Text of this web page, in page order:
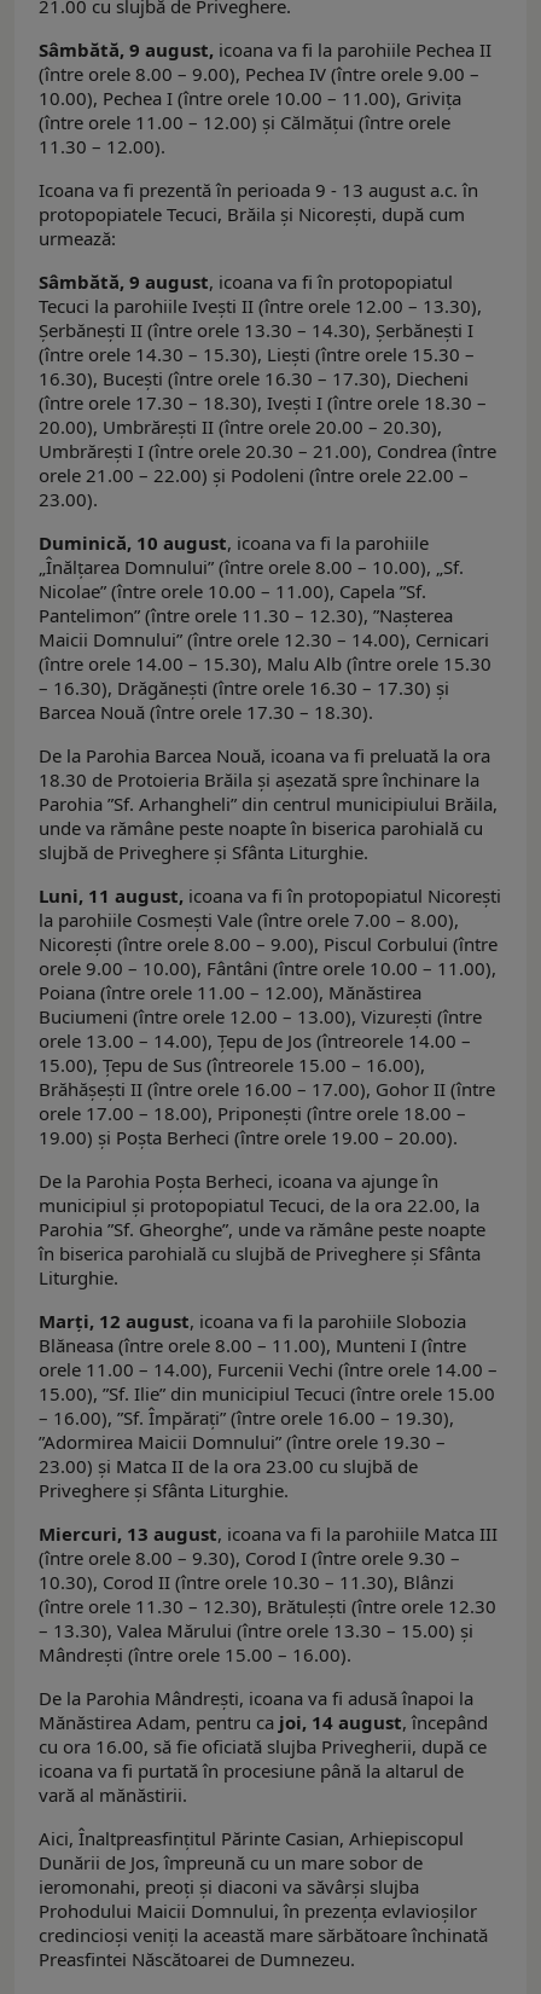
21.00 cu slujbă de Priveghere.
Sâmbătă, 9 august, icoana va fi la parohiile Pechea II
(între orele 8.00 – 9.00), Pechea IV (între orele 9.00 –
10.00), Pechea I (între orele 10.00 – 11.00), Griviţa
(între orele 11.00 – 12.00) şi Călmăţui (între orele
11.30 – 12.00).
Icoana va fi prezentă în perioada 9 - 13 august a.c. în
protopopiatele Tecuci, Brăila și Nicorești, după cum
urmează:
Sâmbătă, 9 august, icoana va fi în protopopiatul
Tecuci la parohiile Iveşti II (între orele 12.00 – 13.30),
Şerbăneşti II (între orele 13.30 – 14.30), Şerbăneşti I
(între orele 14.30 – 15.30), Lieşti (între orele 15.30 –
16.30), Buceşti (între orele 16.30 – 17.30), Diecheni
(între orele 17.30 – 18.30), Iveşti I (între orele 18.30 –
20.00), Umbrărești II (între orele 20.00 – 20.30),
Umbrărești I (între orele 20.30 – 21.00), Condrea (între
orele 21.00 – 22.00) şi Podoleni (între orele 22.00 –
23.00).
Duminică, 10 august, icoana va fi la parohiile
„Înălţarea Domnului” (între orele 8.00 – 10.00), „Sf.
Nicolae” (între orele 10.00 – 11.00), Capela ”Sf.
Pantelimon” (între orele 11.30 – 12.30), ”Naşterea
Maicii Domnului” (între orele 12.30 – 14.00), Cernicari
(între orele 14.00 – 15.30), Malu Alb (între orele 15.30
– 16.30), Drăgăneşti (între orele 16.30 – 17.30) şi
Barcea Nouă (între orele 17.30 – 18.30).
De la Parohia Barcea Nouă, icoana va fi preluată la ora
18.30 de Protoieria Brăila şi aşezată spre închinare la
Parohia ”Sf. Arhangheli” din centrul municipiului Brăila,
unde va rămâne peste noapte în biserica parohială cu
slujbă de Priveghere şi Sfânta Liturghie.
Luni, 11 august, icoana va fi în protopopiatul Nicoreşti
la parohiile Cosmeşti Vale (între orele 7.00 – 8.00),
Nicoreşti (între orele 8.00 – 9.00), Piscul Corbului (între
orele 9.00 – 10.00), Fântâni (între orele 10.00 – 11.00),
Poiana (între orele 11.00 – 12.00), Mănăstirea
Buciumeni (între orele 12.00 – 13.00), Vizureşti (între
orele 13.00 – 14.00), Ţepu de Jos (întreorele 14.00 –
15.00), Ţepu de Sus (întreorele 15.00 – 16.00),
Brăhăşeşti II (între orele 16.00 – 17.00), Gohor II (între
orele 17.00 – 18.00), Priponeşti (între orele 18.00 –
19.00) şi Poşta Berheci (între orele 19.00 – 20.00).
De la Parohia Poşta Berheci, icoana va ajunge în
municipiul şi protopopiatul Tecuci, de la ora 22.00, la
Parohia ”Sf. Gheorghe”, unde va rămâne peste noapte
în biserica parohială cu slujbă de Priveghere şi Sfânta
Liturghie.
Marţi, 12 august, icoana va fi la parohiile Slobozia
Blăneasa (între orele 8.00 – 11.00), Munteni I (între
orele 11.00 – 14.00), Furcenii Vechi (între orele 14.00 –
15.00), ”Sf. Ilie” din municipiul Tecuci (între orele 15.00
– 16.00), ”Sf. Împăraţi” (între orele 16.00 – 19.30),
”Adormirea Maicii Domnului” (între orele 19.30 –
23.00) şi Matca II de la ora 23.00 cu slujbă de
Priveghere şi Sfânta Liturghie.
Miercuri, 13 august, icoana va fi la parohiile Matca III
(între orele 8.00 – 9.30), Corod I (între orele 9.30 –
10.30), Corod II (între orele 10.30 – 11.30), Blânzi
(între orele 11.30 – 12.30), Brătuleşti (între orele 12.30
– 13.30), Valea Mărului (între orele 13.30 – 15.00) şi
Mândreşti (între orele 15.00 – 16.00).
De la Parohia Mândreşti, icoana va fi adusă înapoi la
Mănăstirea Adam, pentru ca joi, 14 august, începând
cu ora 16.00, să fie oficiată slujba Privegherii, după ce
icoana va fi purtată în procesiune până la altarul de
vară al mănăstirii.
Aici, Înaltpreasfințitul Părinte Casian, Arhiepiscopul
Dunării de Jos, împreună cu un mare sobor de
ieromonahi, preoți și diaconi va săvârși slujba
Prohodului Maicii Domnului, în prezența evlavioșilor
credincioși veniți la această mare sărbătoare închinată
Preasfintei Născătoarei de Dumnezeu.